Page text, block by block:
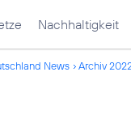
Nachhaltigkeit
News Archiv